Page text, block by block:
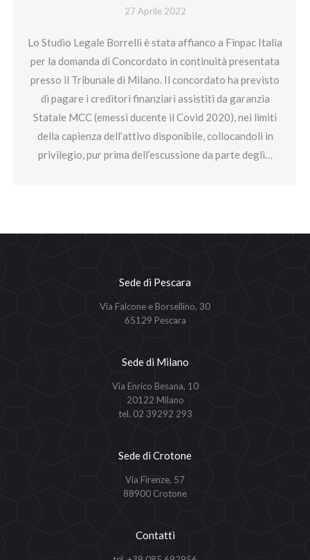
27 Aprile 2022
Lo Studio Legale Borrelli è stata affianco a Finpac Italia
per la domanda di Concordato in continuità presentata
presso il Tribunale di Milano. Il concordato ha previsto
di pagare i creditori finanziari assistiti da garanzia
Statale MCC (emessi ducente il Covid 2020), nei limiti
della capienza dell’attivo disponibile, collocandoli in
privilegio, pur prima dell’escussione da parte degli…
Sede di Pescara
Via Falcone e Borsellino, 30
65129 Pescara
Sede di Milano
Via Enrico Besana, 10
20122 Milano
tel. 02 39292 293
Sede di Crotone
Via Firenze, 57
88900 Crotone
Contatti